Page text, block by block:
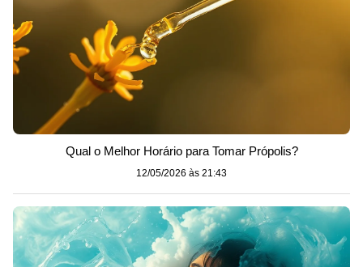
Qual o Melhor Horário para Tomar Própolis?
12/05/2026 às 21:43